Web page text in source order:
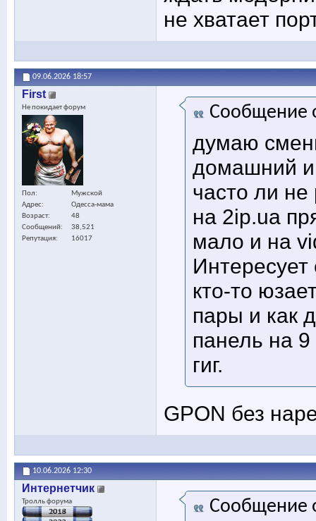
не хватает
09.06.2026 18:57
First
Не покидает форум
Пол
Мужской
Адрес
Одесса-мама
Возраст
48
Сообщений
38,521
Репутация
16017
Сообщение
думаю
домашний
часто ли не
на 2ip.ua
мало и на
Интересует
кто-то
пары и как
панель на 9
гиг.
GPON без
10.06.2026 12:30
Интернетчик
Тролль форума Сообщение